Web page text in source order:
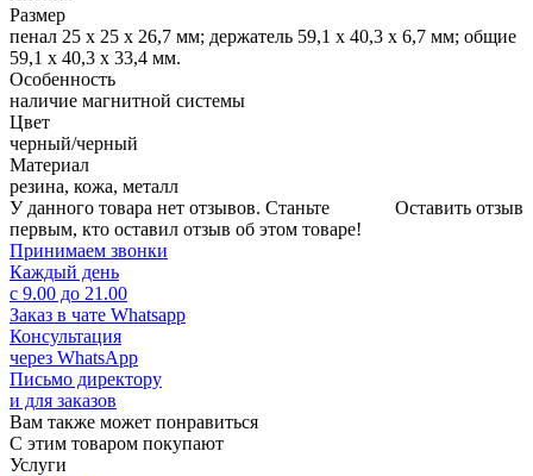
Размер
пенал 25 х 25 х 26,7 мм; держатель 59,1 х 40,3 х 6,7 мм; общие
59,1 х 40,3 х 33,4 мм.
Особенность
наличие магнитной системы
Цвет
черный/черный
Материал
резина, кожа, металл
Оставить отзыв
У данного товара нет отзывов. Станьте
первым, кто оставил отзыв об этом товаре!
Принимаем звонки
Каждый день
с 9.00 до 21.00
Заказ в чате Whatsapp
Консультация
через WhatsApp
Письмо директору
и для заказов
Вам также может понравиться
С этим товаром покупают
Услуги